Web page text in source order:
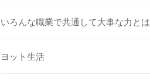
いろんな職業で共通して大事な力とは
ヨット生活